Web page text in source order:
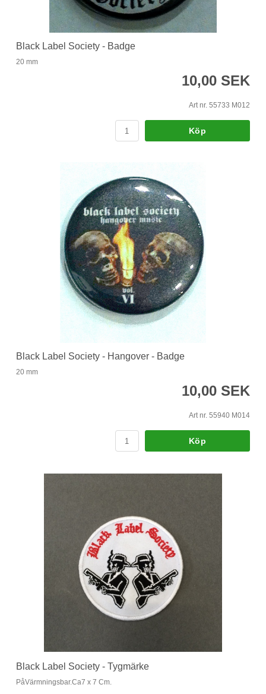
Black Label Society - Badge
20 mm
10,00 SEK
Art nr. 55733 M012
Köp
Black Label Society - Hangover - Badge
20 mm
10,00 SEK
Art nr. 55940 M014
Köp
Black Label Society - Tygmärke
PåVärmningsbar.Ca7 x 7 Cm.